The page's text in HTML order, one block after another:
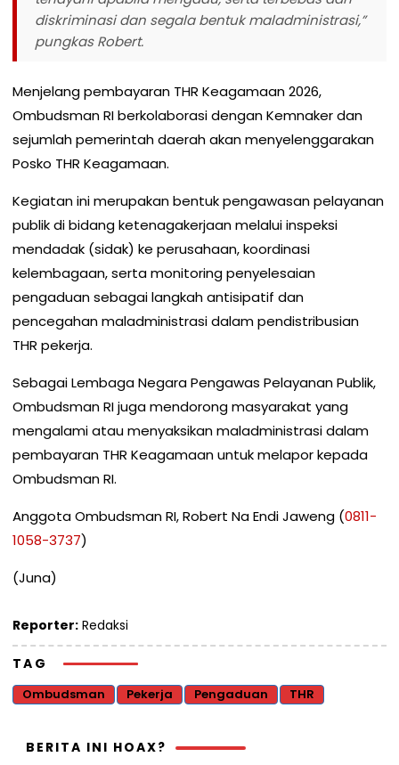
diskriminasi dan segala bentuk maladministrasi,”
pungkas Robert.
Menjelang pembayaran THR Keagamaan 2026,
Ombudsman RI berkolaborasi dengan Kemnaker dan
sejumlah pemerintah daerah akan menyelenggarakan
Posko THR Keagamaan.
Kegiatan ini merupakan bentuk pengawasan pelayanan
publik di bidang ketenagakerjaan melalui inspeksi
mendadak (sidak) ke perusahaan, koordinasi
kelembagaan, serta monitoring penyelesaian
pengaduan sebagai langkah antisipatif dan
pencegahan maladministrasi dalam pendistribusian
THR pekerja.
Sebagai Lembaga Negara Pengawas Pelayanan Publik,
Ombudsman RI juga mendorong masyarakat yang
mengalami atau menyaksikan maladministrasi dalam
pembayaran THR Keagamaan untuk melapor kepada
Ombudsman RI.
Anggota Ombudsman RI, Robert Na Endi Jaweng (0811-
1058-3737)
(Juna)
Reporter: Redaksi
TAG
Ombudsman Pekerja Pengaduan THR
BERITA INI HOAX?